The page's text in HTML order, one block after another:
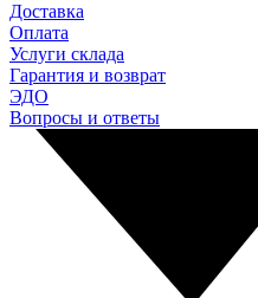
Доставка
Оплата
Услуги склада
Гарантия и возврат
ЭДО
Вопросы и ответы